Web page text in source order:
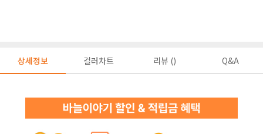
상세정보 컬러차트 리뷰 () Q&A